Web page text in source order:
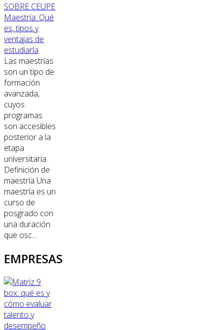
SOBRE CEUPE
Maestría: Qué
es, tipos y
ventajas de
estudiarla
Las maestrías
son un tipo de
formación
avanzada,
cuyos
programas
son accesibles
posterior a la
etapa
universitaria.
Definición de
maestría Una
maestría es un
curso de
posgrado con
una duración
que osc...
EMPRESAS